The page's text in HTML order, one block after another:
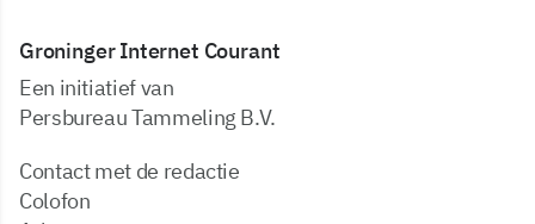
Groninger Internet Courant
Een initiatief van
Persbureau Tammeling B.V.
Contact met de redactie
Colofon